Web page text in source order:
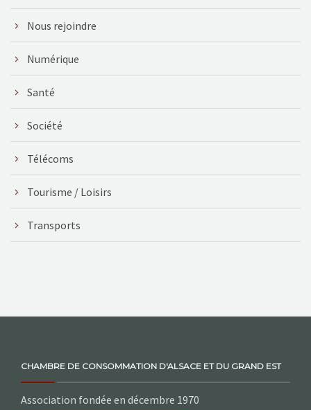
Nous rejoindre
Numérique
Santé
Société
Télécoms
Tourisme / Loisirs
Transports
CHAMBRE DE CONSOMMATION D'ALSACE ET DU GRAND EST
Association fondée en décembre 1970